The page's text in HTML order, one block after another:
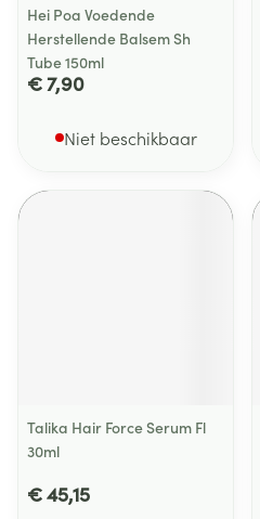
Hei Poa Voedende
Herstellende Balsem Sh
Tube 150ml
€ 7,90
Niet beschikbaar
Talika Hair Force Serum Fl
30ml
€ 45,15